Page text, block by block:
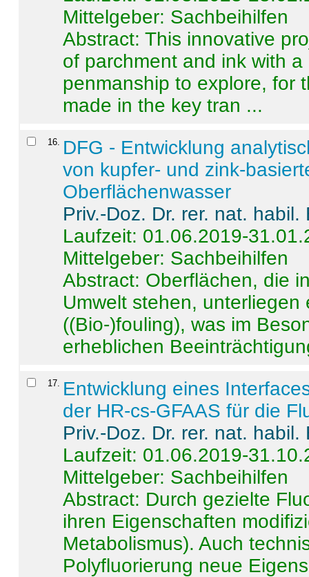
Mittelgeber: Sachbeihilfen
Abstract:This innovative
of parchment and ink with
penmanship to explore, for
made in the key tran ...
16
DFG - Entwicklung
von kupfer- und zink-
Oberflächenwasser
Priv.-Doz. Dr. rer. nat.
Laufzeit: 01.06.2019-
Mittelgeber: Sachbeihilfen
Abstract: Oberflächen, die
Umwelt stehen,
((Bio-)fouling), was im
erheblichen
17
Entwicklung eines
der HR-cs-GFAAS für die
Priv.-Doz. Dr. rer. nat.
Laufzeit: 01.06.2019-
Mittelgeber: Sachbeihilfen
Abstract: Durch gezielte
ihren Eigenschaften
Metabolismus). Auch
Polyfluorierung neue